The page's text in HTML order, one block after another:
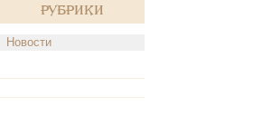
Рубрики
Новости